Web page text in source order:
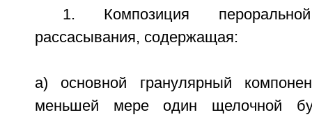
1. Композиция
рассасывания, содержащая:
a) основной гранулярный
меньшей мере один щелочной